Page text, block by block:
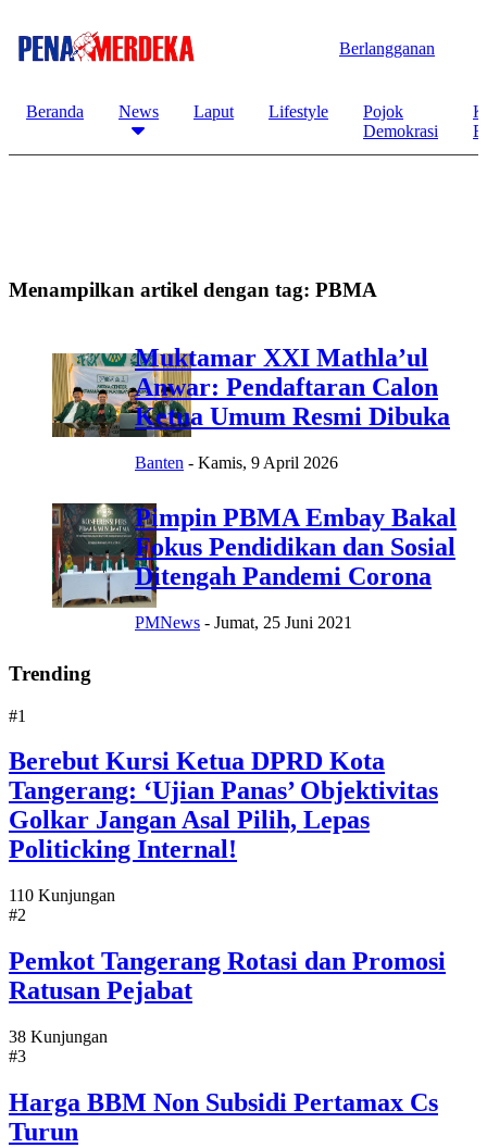
Berlangganan
Beranda News Laput Lifestyle
Pojok
Demokrasi
Menampilkan artikel dengan tag: PBMA
Muktamar XXI Mathla’ul
Anwar: Pendaftaran Calon
Ketua Umum Resmi Dibuka
Banten - Kamis, 9 April 2026
Pimpin PBMA Embay Bakal
Fokus Pendidikan dan Sosial
Ditengah Pandemi Corona
PMNews - Jumat, 25 Juni 2021
Trending
#1
Berebut Kursi Ketua DPRD Kota
Tangerang: ‘Ujian Panas’ Objektivitas
Golkar Jangan Asal Pilih, Lepas
Politicking Internal!
110 Kunjungan
#2
Pemkot Tangerang Rotasi dan Promosi
Ratusan Pejabat
38 Kunjungan
#3
Harga BBM Non Subsidi Pertamax Cs
Turun